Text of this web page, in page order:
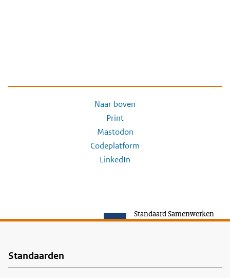
Naar boven
Print
Mastodon
Codeplatform
LinkedIn
Standaard Samenwerken
Voet
Standaarden